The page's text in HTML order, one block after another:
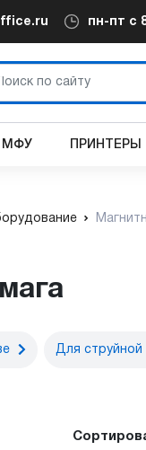
пн-пт с
МФУ ПРИНТЕРЫ
Для струйной